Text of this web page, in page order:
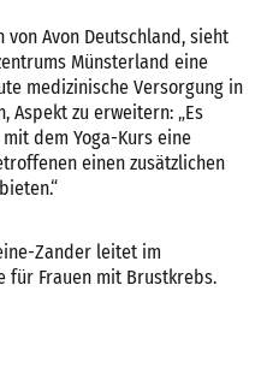
von Avon Deutschland, sieht
Münsterland eine
medizinische Versorgung in
Aspekt zu erweitern: „Es
dem Yoga-Kurs eine
einen zusätzlichen
Zander leitet im
für Frauen mit Brustkrebs.